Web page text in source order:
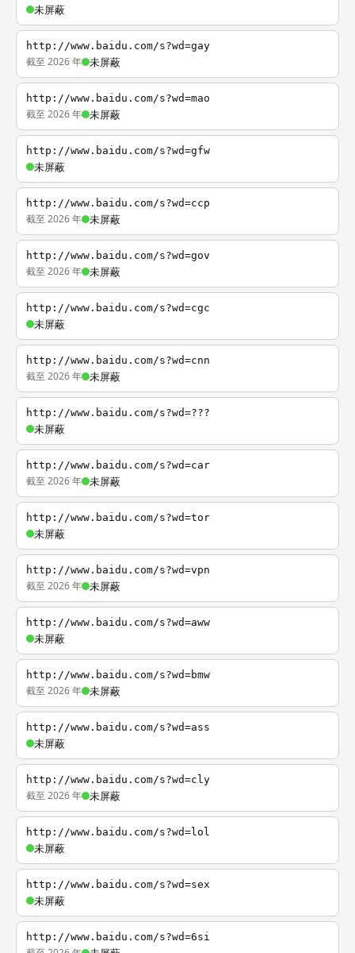
未屏蔽
http://www.baidu.com/s?wd=gay
截至 2026 年 未屏蔽
http://www.baidu.com/s?wd=mao
截至 2026 年 未屏蔽
http://www.baidu.com/s?wd=gfw
未屏蔽
http://www.baidu.com/s?wd=ccp
截至 2026 年 未屏蔽
http://www.baidu.com/s?wd=gov
截至 2026 年 未屏蔽
http://www.baidu.com/s?wd=cgc
未屏蔽
http://www.baidu.com/s?wd=cnn
截至 2026 年 未屏蔽
http://www.baidu.com/s?wd=???
未屏蔽
http://www.baidu.com/s?wd=car
截至 2026 年 未屏蔽
http://www.baidu.com/s?wd=tor
未屏蔽
http://www.baidu.com/s?wd=vpn
截至 2026 年 未屏蔽
http://www.baidu.com/s?wd=aww
未屏蔽
http://www.baidu.com/s?wd=bmw
截至 2026 年 未屏蔽
http://www.baidu.com/s?wd=ass
未屏蔽
http://www.baidu.com/s?wd=cly
截至 2026 年 未屏蔽
http://www.baidu.com/s?wd=lol
未屏蔽
http://www.baidu.com/s?wd=sex
未屏蔽
http://www.baidu.com/s?wd=6si